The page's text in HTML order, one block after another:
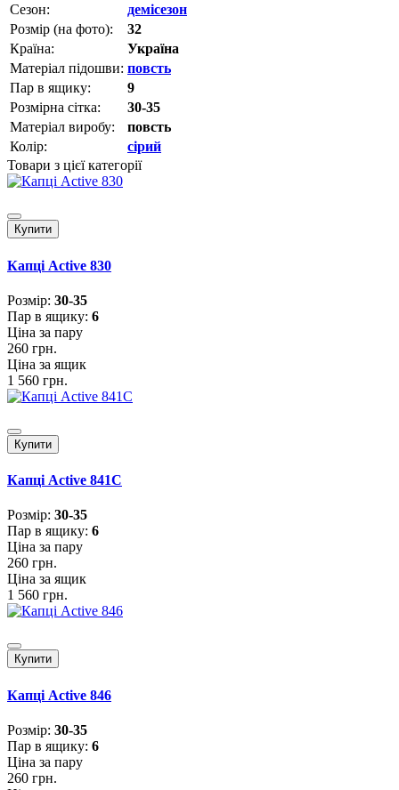
Сезон:
демісезон
Розмір (на фото):
32
Країна:
Україна
Матеріал підошви: повсть
Пар в ящику:
9
Розмірна сітка:
30-35
Матеріал виробу:
повсть
Колір:
сірий
Товари з цієї категорії
Купити
Капці Active 830
Розмiр: 30-35
Пар в ящику: 6
Ціна за пару
260 грн.
Ціна за ящик
1 560 грн.
Купити
Капці Active 841C
Розмiр: 30-35
Пар в ящику: 6
Ціна за пару
260 грн.
Ціна за ящик
1 560 грн.
Купити
Капці Active 846
Розмiр: 30-35
Пар в ящику: 6
Ціна за пару
260 грн.